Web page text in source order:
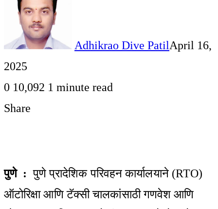
Adhikrao Dive PatilApril 16,
2025
0 10,092 1 minute read
Share
Email
पुणे : पुणे प्रादेशिक परिवहन कार्यालयाने (RTO)
ऑटोरिक्षा आणि टॅक्सी चालकांसाठी गणवेश आणि